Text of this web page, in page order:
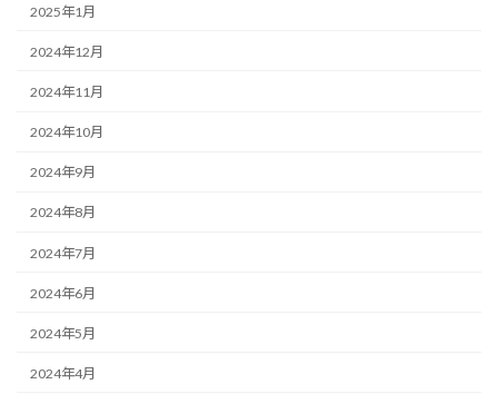
2025年1月
2024年12月
2024年11月
2024年10月
2024年9月
2024年8月
2024年7月
2024年6月
2024年5月
2024年4月